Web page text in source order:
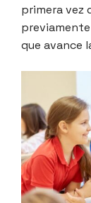
primera vez
que avance